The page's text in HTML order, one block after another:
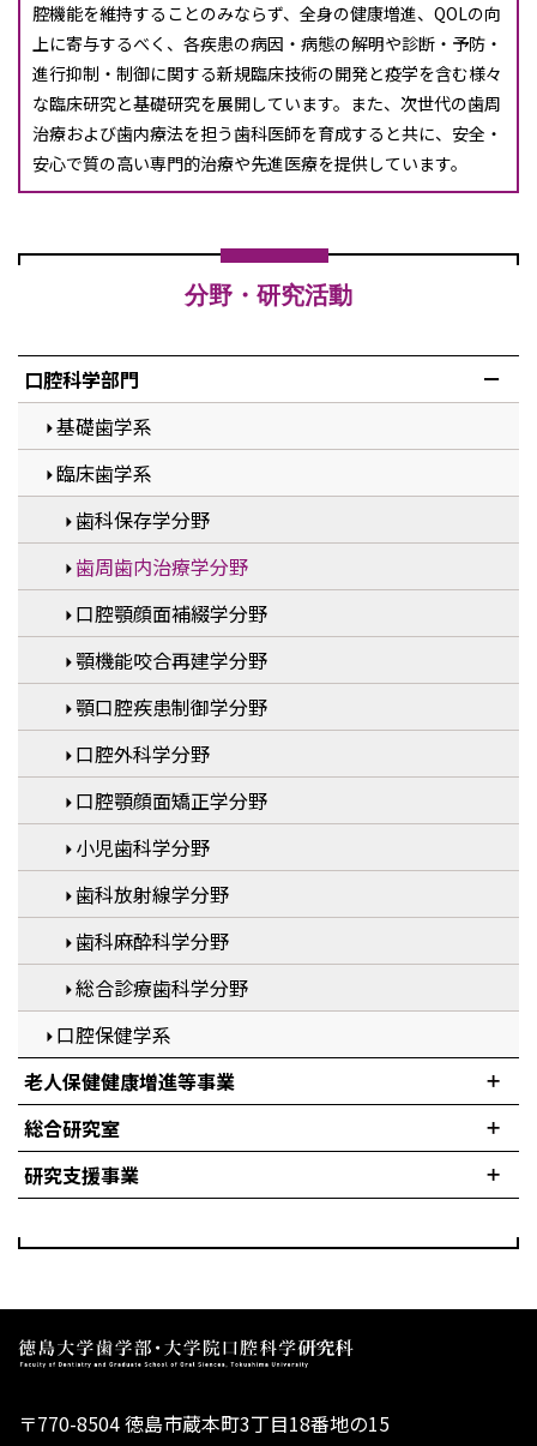
分野・研究活動
口腔科学部門
基礎歯学系
臨床歯学系
歯科保存学分野
歯周歯内治療学分野
口腔顎顔面補綴学分野
顎機能咬合再建学分野
顎口腔疾患制御学分野
口腔外科学分野
口腔顎顔面矯正学分野
小児歯科学分野
歯科放射線学分野
歯科麻酔科学分野
総合診療歯科学分野
口腔保健学系
老人保健健康増進等事業
総合研究室
研究支援事業
腔機能を維持することのみならず、全身の健康増進、QOLの向
上に寄与するべく、各疾患の病因・病態の解明や診断・予防・
進行抑制・制御に関する新規臨床技術の開発と疫学を含む様々
な臨床研究と基礎研究を展開しています。また、次世代の歯周
治療および歯内療法を担う歯科医師を育成すると共に、安全・
安心で質の高い専門的治療や先進医療を提供しています。
〒770-8504 徳島市蔵本町3丁目18番地の15